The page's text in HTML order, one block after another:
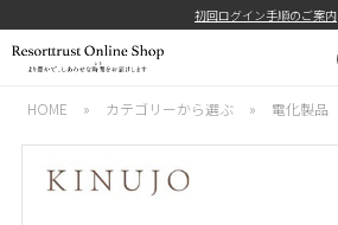
初回ログイン手順のご案内
HOME » カテゴリーから選ぶ » 電化製品